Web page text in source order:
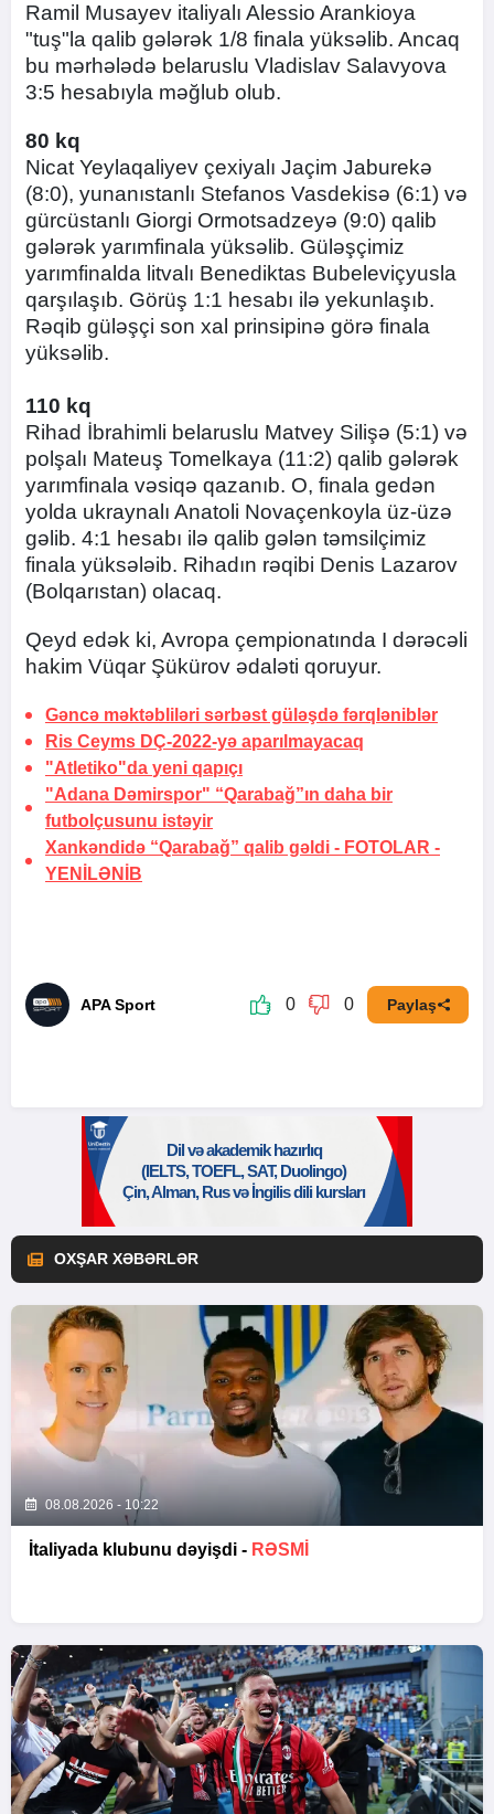
Ramil Musayev italiyalı Alessio Arankioya
"tuş"la qalib gələrək 1/8 finala yüksəlib. Ancaq
bu mərhələdə belaruslu Vladislav Salavyova
3:5 hesabıyla məğlub olub.
80 kq
Nicat Yeylaqaliyev çexiyalı Jaçim Jaburekə
(8:0), yunanıstanlı Stefanos Vasdekisə (6:1) və
gürcüstanlı Giorgi Ormotsadzeyə (9:0) qalib
gələrək yarımfinala yüksəlib. Güləşçimiz
yarımfinalda litvalı Benediktas Bubeleviçyusla
qarşılaşıb. Görüş 1:1 hesabı ilə yekunlaşıb.
Rəqib güləşçi son xal prinsipinə görə finala
yüksəlib.
110 kq
Rihad İbrahimli belaruslu Matvey Silişə (5:1) və
polşalı Mateuş Tomelkaya (11:2) qalib gələrək
yarımfinala vəsiqə qazanıb. O, finala gedən
yolda ukraynalı Anatoli Novaçenkoyla üz-üzə
gəlib. 4:1 hesabı ilə qalib gələn təmsilçimiz
finala yüksələib. Rihadın rəqibi Denis Lazarov
(Bolqarıstan) olacaq.
Qeyd edək ki, Avropa çempionatında I dərəcəli
hakim Vüqar Şükürov ədaləti qoruyur.
Gəncə məktəbliləri sərbəst güləşdə fərqləniblər
Ris Ceyms DÇ-2022-yə aparılmayacaq
"Atletiko"da yeni qapıçı
"Adana Dəmirspor" “Qarabağ”ın daha bir
futbolçusunu istəyir
Xankəndidə “Qarabağ” qalib gəldi - FOTOLAR -
YENİLƏNİB
APA Sport 0 0 Paylaş
OXŞAR XƏBƏRLƏR
08.08.2026 - 10:22
İtaliyada klubunu dəyişdi - RƏSMİ